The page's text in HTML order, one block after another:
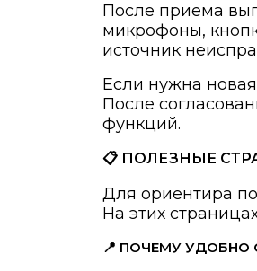
После приема
микрофоны,
источник
Если нужна
После
функций.
📋 ПОЛЕЗНЫЕ
Для ориентира
На этих
📍 ПОЧЕМУ УДОБНО